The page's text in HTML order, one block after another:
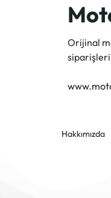
Orijinal
Hakkımızda